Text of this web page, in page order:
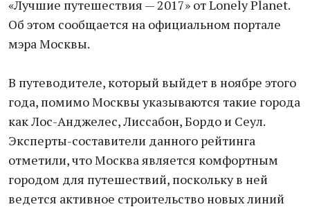
«Лучшие путешествия — 2017» от Lonely Planet.
Об этом сообщается на официальном портале
мэра Москвы.
В путеводителе, который выйдет в ноябре этого
года, помимо Москвы указываются такие города
как Лос-Анджелес, Лиссабон, Бордо и Сеул.
Эксперты-составители данного рейтинга
отметили, что Москва является комфортным
городом для путешествий, поскольку в ней
ведется активное строительство новых линий